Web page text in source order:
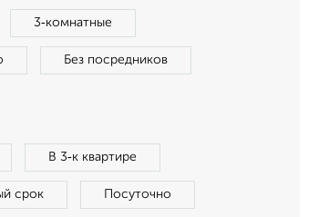
3‑комнатные
Без посредников
В 3‑к квартире
срок Посуточно